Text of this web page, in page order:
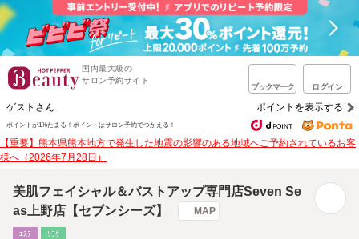
国内最大級の
サロン予約サイト
ブックマーク ログイン
ゲストさん ポイントを表示する
ポイントが1%たまる！ ポイントはサロン予約でつかえる！
【重要】熊本県熊本地方で発生した地震の影響のある地域へご予約されているお客
様へ（2026年7月28日）
美肌フェイシャル＆バストアップ専門店Seven Se
as上野店【セブンシーズ】
MAP
ｴｽﾃ ﾘﾗｸ